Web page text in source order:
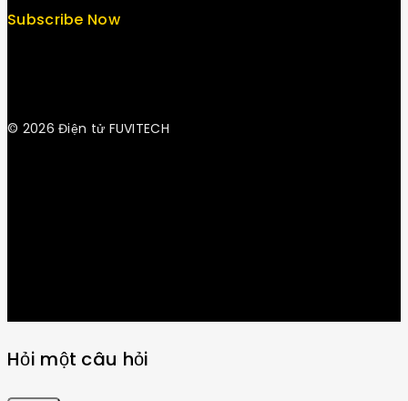
Subscribe Now
© 2026 Điện tử FUVITECH
Hỏi một câu hỏi